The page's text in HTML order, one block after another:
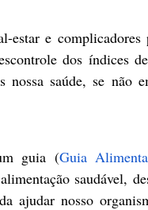
estar e
dos índices
nossa saúde, se não
guia (Guia
saudável,
ajudar nosso